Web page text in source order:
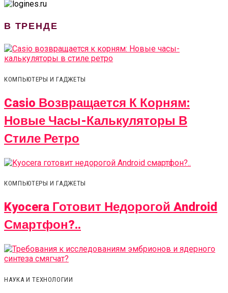
В ТРЕНДЕ
КОМПЬЮТЕРЫ И ГАДЖЕТЫ
Casio Возвращается К Корням:
Новые Часы-Калькуляторы В
Стиле Ретро
КОМПЬЮТЕРЫ И ГАДЖЕТЫ
Kyocera Готовит Недорогой Android
Смартфон?..
НАУКА И ТЕХНОЛОГИИ